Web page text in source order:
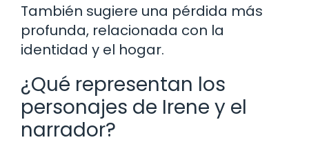
También sugiere una pérdida más
profunda, relacionada con la
identidad y el hogar.
¿Qué representan los
personajes de Irene y el
narrador?